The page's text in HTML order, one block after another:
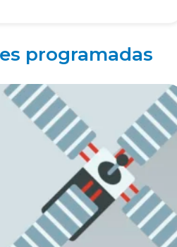
programadas